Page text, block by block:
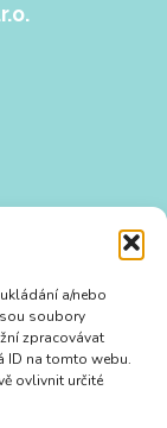
a/nebo
soubory
zpracovávat
ID na tomto webu.
ovlivnit určité